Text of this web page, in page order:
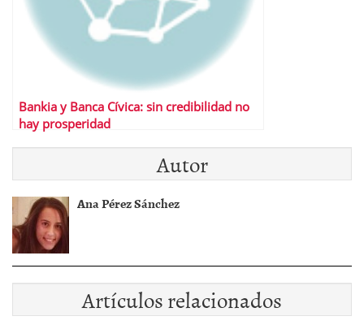
Bankia y Banca Cívica: sin credibilidad no
hay prosperidad
Autor
Ana Pérez Sánchez
Artículos relacionados